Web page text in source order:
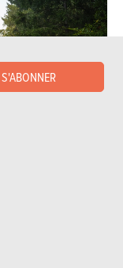
S'ABONNER
Edition